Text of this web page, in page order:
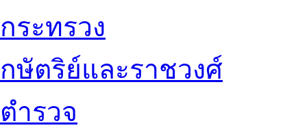
กระทรวง
กษัตริย์และราชวงศ์
ตำรวจ